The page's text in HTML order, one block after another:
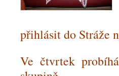
přihlásit do Stráže
Ve čtvrtek